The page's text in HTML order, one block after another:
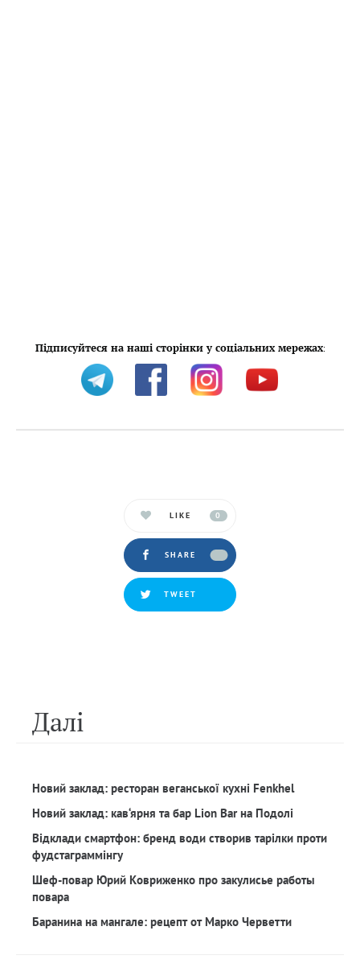
Підписуйтеся на наші сторінки у соціальних мережах:
LIKE 0
SHARE
TWEET
Далi
Новий заклад: ресторан веганської кухні Fenkhel
Новий заклад: кав‘ярня та бар Lion Bar на Подолі
Відклади смартфон: бренд води створив тарілки проти
фудстаграммінгу
Шеф-повар Юрий Ковриженко про закулисье работы
повара
Баранина на мангале: рецепт от Марко Черветти